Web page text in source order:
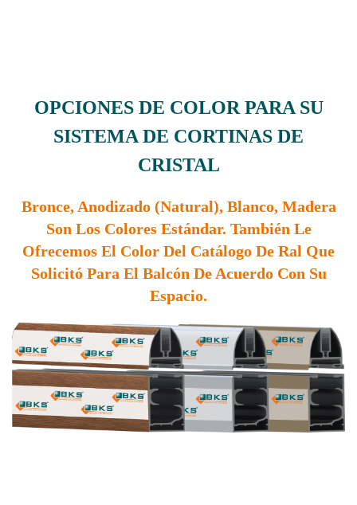
OPCIONES DE COLOR PARA SU
SISTEMA DE CORTINAS DE
CRISTAL
Bronce, Anodizado (natural), Blanco, Madera
Son Los Colores Estándar. También Le
Ofrecemos El Color Del Catálogo De Ral Que
Solicitó Para El Balcón De Acuerdo Con Su
Espacio.